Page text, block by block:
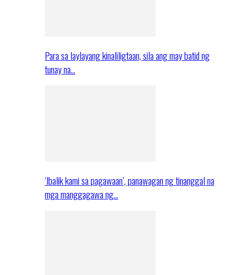
Para sa laylayang kinaliligtaan, sila ang may batid ng
tunay na…
‘Ibalik kami sa pagawaan’, panawagan ng tinanggal na
mga manggagawa ng…